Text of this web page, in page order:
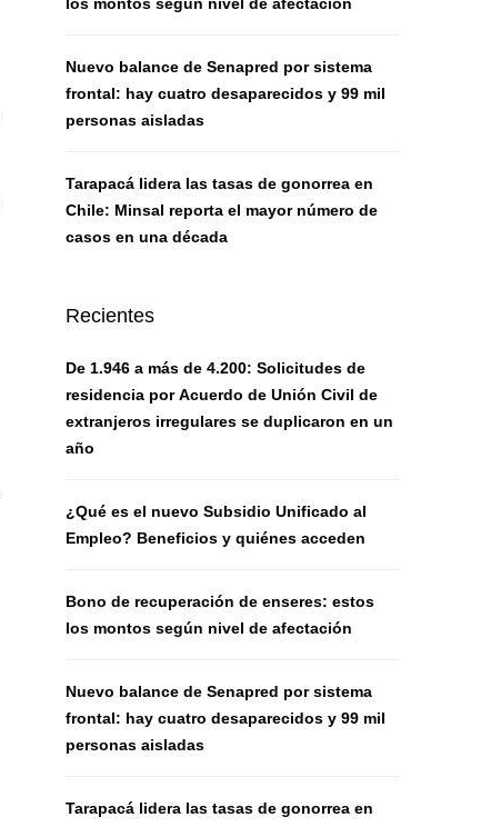
Nuevo balance de Senapred por sistema
frontal: hay cuatro desaparecidos y 99 mil
personas aisladas
Tarapacá lidera las tasas de gonorrea en
Chile: Minsal reporta el mayor número de
casos en una década
Recientes
De 1.946 a más de 4.200: Solicitudes de
residencia por Acuerdo de Unión Civil de
extranjeros irregulares se duplicaron en un
año
¿Qué es el nuevo Subsidio Unificado al
Empleo? Beneficios y quiénes acceden
Bono de recuperación de enseres: estos
los montos según nivel de afectación
Nuevo balance de Senapred por sistema
frontal: hay cuatro desaparecidos y 99 mil
personas aisladas
Tarapacá lidera las tasas de gonorrea en